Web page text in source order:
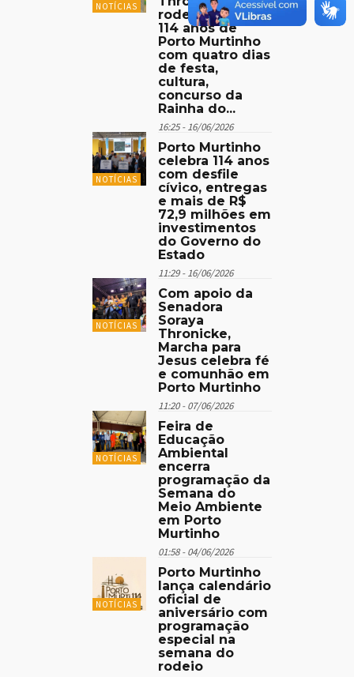
NOTÍCIAS
rodeio marca os
114 anos de
Porto Murtinho
com quatro dias
de festa,
cultura,
concurso da
Rainha do...
16:25 - 16/06/2026
NOTÍCIAS
Porto Murtinho
celebra 114 anos
com desfile
cívico, entregas
e mais de R$
72,9 milhões em
investimentos
do Governo do
Estado
11:29 - 16/06/2026
NOTÍCIAS
Com apoio da
Senadora
Soraya
Thronicke,
Marcha para
Jesus celebra fé
e comunhão em
Porto Murtinho
11:20 - 07/06/2026
NOTÍCIAS
Feira de
Educação
Ambiental
encerra
programação da
Semana do
Meio Ambiente
em Porto
Murtinho
01:58 - 04/06/2026
NOTÍCIAS
Porto Murtinho
lança calendário
oficial de
aniversário com
programação
especial na
semana do
rodeio